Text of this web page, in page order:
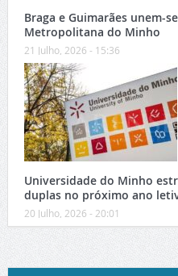
Braga e Guimarães unem-
Metropolitana do Minho
21 Julho, 2026 - 15:36
Universidade do Minho
duplas no próximo ano
20 Julho, 2026 - 20:01